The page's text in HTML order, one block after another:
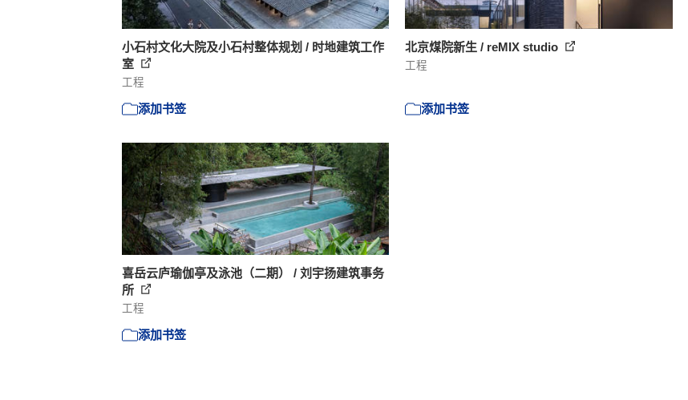
小石村文化大院及小石村整体规划 / 时地建筑工作
室
工程
添加书签
北京煤院新生 / reMIX studio
工程
添加书签
喜岳云庐瑜伽亭及泳池（二期） / 刘宇扬建筑事务
所
工程
添加书签